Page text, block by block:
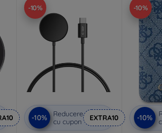
-10%
-10%
Reducere
cu cupon
EXTRA10
-10%
-10%